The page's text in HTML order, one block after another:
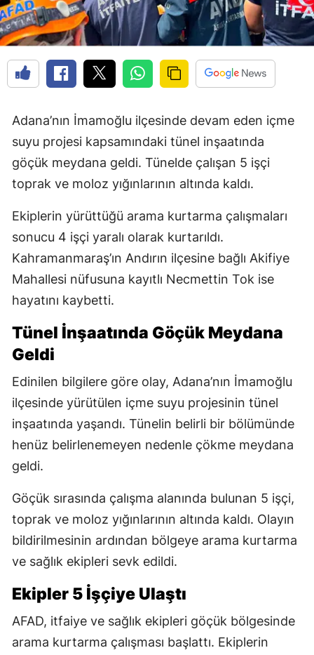
Adana’nın İmamoğlu ilçesinde devam eden içme
suyu projesi kapsamındaki tünel inşaatında
göçük meydana geldi. Tünelde çalışan 5 işçi
toprak ve moloz yığınlarının altında kaldı.
Ekiplerin yürüttüğü arama kurtarma çalışmaları
sonucu 4 işçi yaralı olarak kurtarıldı.
Kahramanmaraş’ın Andırın ilçesine bağlı Akifiye
Mahallesi nüfusuna kayıtlı Necmettin Tok ise
hayatını kaybetti.
Tünel İnşaatında Göçük Meydana
Geldi
Edinilen bilgilere göre olay, Adana’nın İmamoğlu
ilçesinde yürütülen içme suyu projesinin tünel
inşaatında yaşandı. Tünelin belirli bir bölümünde
henüz belirlenemeyen nedenle çökme meydana
geldi.
Göçük sırasında çalışma alanında bulunan 5 işçi,
toprak ve moloz yığınlarının altında kaldı. Olayın
bildirilmesinin ardından bölgeye arama kurtarma
ve sağlık ekipleri sevk edildi.
Ekipler 5 İşçiye Ulaştı
AFAD, itfaiye ve sağlık ekipleri göçük bölgesinde
arama kurtarma çalışması başlattı. Ekiplerin